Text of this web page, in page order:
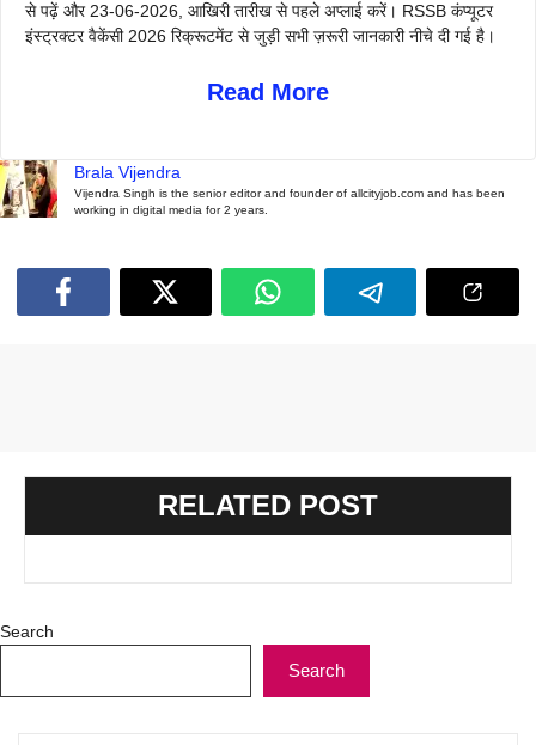
से पढ़ें और 23-06-2026, आखिरी तारीख से पहले अप्लाई करें। RSSB कंप्यूटर
इंस्ट्रक्टर वैकेंसी 2026 रिक्रूटमेंट से जुड़ी सभी ज़रूरी जानकारी नीचे दी गई है।
Read More
Brala Vijendra
Vijendra Singh is the senior editor and founder of allcityjob.com and has been
working in digital media for 2 years.
RELATED POST
Search
Search